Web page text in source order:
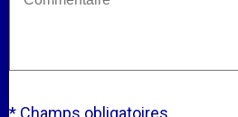
* Champs obligatoires